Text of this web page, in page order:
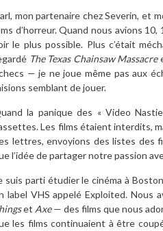
mon partenaire chez Severin, et
d’horreur. Quand nous avions 10,
le plus possible. Plus c’était
The Texas Chainsaw Massacre
— je ne joue même pas aux
semblant de jouer.
la panique des « Video
Les films étaient interdits,
lettres, envoyions des listes des
l’idée de partager notre passion
suis parti étudier le cinéma à
label VHS appelé Exploited. Nous
et Axe— des films que nous
les films continuaient à être